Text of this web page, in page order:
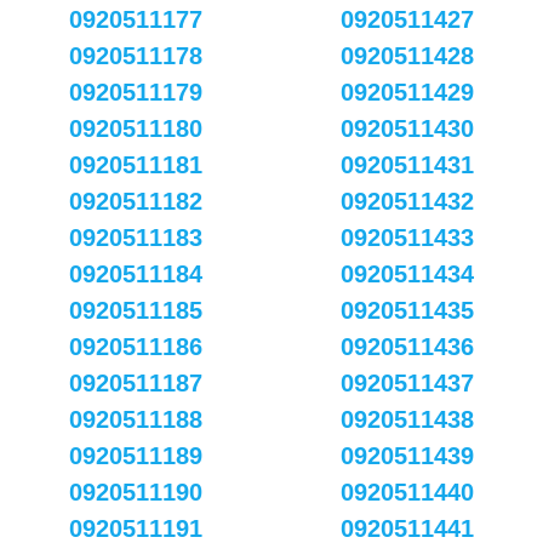
0920511177
0920511178
0920511179
0920511180
0920511181
0920511182
0920511183
0920511184
0920511185
0920511186
0920511187
0920511188
0920511189
0920511190
0920511191
0920511427
0920511428
0920511429
0920511430
0920511431
0920511432
0920511433
0920511434
0920511435
0920511436
0920511437
0920511438
0920511439
0920511440
0920511441